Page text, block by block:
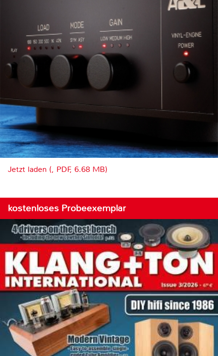
Jetzt laden (, PDF, 6.68 MB)
kostenloses Probeexemplar